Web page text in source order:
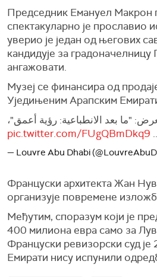
Председник Емануел Макрон
спектакуларно је
уверио је један од његових
кандидује за
ангажовати.
Музеј се финансира од
Уједињеним Арапским
"ما بعد الانطباعية: رؤية أعمق"،
pic.twitter.com/FUgQBmDkq9
— Louvre Abu Dhabi
Француски архитекта Жан
организује повремене
Међутим, споразум који је
400 милиона евра само за
Француски ревизорски суд
Емирати нису испунили